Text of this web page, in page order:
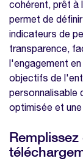
cohérent, prêt à
permet de
indicateurs de
transparence,
l'engagement
objectifs de
personnalisable
optimisée et